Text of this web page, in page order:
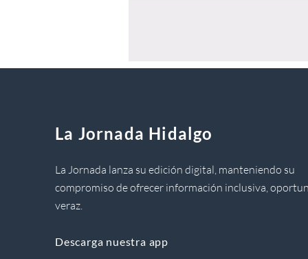
La Jornada Hidalgo
La Jornada lanza su edición digital, manteniendo su
compromiso de ofrecer información inclusiva,
veraz.
Descarga nuestra app